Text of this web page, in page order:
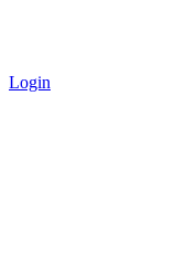
Login